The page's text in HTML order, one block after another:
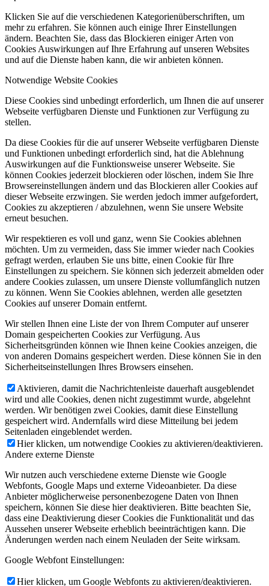
Klicken Sie auf die verschiedenen Kategorienüberschriften, um
mehr zu erfahren. Sie können auch einige Ihrer Einstellungen
ändern. Beachten Sie, dass das Blockieren einiger Arten von
Cookies Auswirkungen auf Ihre Erfahrung auf unseren Websites
und auf die Dienste haben kann, die wir anbieten können.
Notwendige Website Cookies
Diese Cookies sind unbedingt erforderlich, um Ihnen die auf unserer
Webseite verfügbaren Dienste und Funktionen zur Verfügung zu
stellen.
Da diese Cookies für die auf unserer Webseite verfügbaren Dienste
und Funktionen unbedingt erforderlich sind, hat die Ablehnung
Auswirkungen auf die Funktionsweise unserer Webseite. Sie
können Cookies jederzeit blockieren oder löschen, indem Sie Ihre
Browsereinstellungen ändern und das Blockieren aller Cookies auf
dieser Webseite erzwingen. Sie werden jedoch immer aufgefordert,
Cookies zu akzeptieren / abzulehnen, wenn Sie unsere Website
erneut besuchen.
Wir respektieren es voll und ganz, wenn Sie Cookies ablehnen
möchten. Um zu vermeiden, dass Sie immer wieder nach Cookies
gefragt werden, erlauben Sie uns bitte, einen Cookie für Ihre
Einstellungen zu speichern. Sie können sich jederzeit abmelden oder
andere Cookies zulassen, um unsere Dienste vollumfänglich nutzen
zu können. Wenn Sie Cookies ablehnen, werden alle gesetzten
Cookies auf unserer Domain entfernt.
Wir stellen Ihnen eine Liste der von Ihrem Computer auf unserer
Domain gespeicherten Cookies zur Verfügung. Aus
Sicherheitsgründen können wie Ihnen keine Cookies anzeigen, die
von anderen Domains gespeichert werden. Diese können Sie in den
Sicherheitseinstellungen Ihres Browsers einsehen.
Aktivieren, damit die Nachrichtenleiste dauerhaft ausgeblendet
wird und alle Cookies, denen nicht zugestimmt wurde, abgelehnt
werden. Wir benötigen zwei Cookies, damit diese Einstellung
gespeichert wird. Andernfalls wird diese Mitteilung bei jedem
Seitenladen eingeblendet werden.
Hier klicken, um notwendige Cookies zu aktivieren/deaktivieren.
Andere externe Dienste
Wir nutzen auch verschiedene externe Dienste wie Google
Webfonts, Google Maps und externe Videoanbieter. Da diese
Anbieter möglicherweise personenbezogene Daten von Ihnen
speichern, können Sie diese hier deaktivieren. Bitte beachten Sie,
dass eine Deaktivierung dieser Cookies die Funktionalität und das
Aussehen unserer Webseite erheblich beeinträchtigen kann. Die
Änderungen werden nach einem Neuladen der Seite wirksam.
Google Webfont Einstellungen:
Hier klicken, um Google Webfonts zu aktivieren/deaktivieren.